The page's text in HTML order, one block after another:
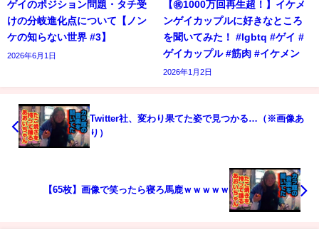
ゲイのポジション問題・タチ受
けの分岐進化点について【ノン
ケの知らない世界 #3】
2026年6月1日
【㊗️1000万回再生超！】イケメ
ンゲイカップルに好きなところ
を聞いてみた！ #lgbtq #ゲイ #
ゲイカップル #筋肉 #イケメン
2026年1月2日
Twitter社、変わり果てた姿で見つかる…（※画像あ
り）
【65枚】画像で笑ったら寝ろ馬鹿ｗｗｗｗｗ